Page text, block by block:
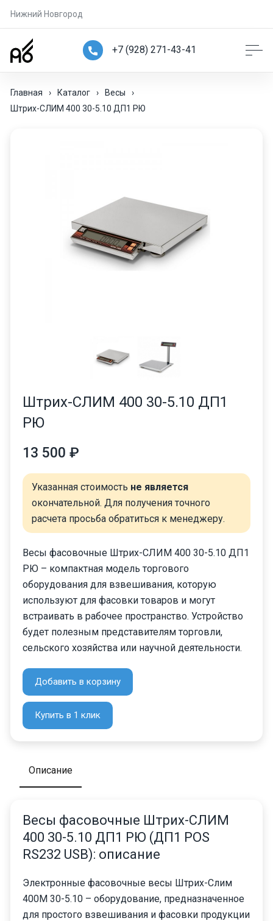
Нижний Новгород
+7 (928) 271-43-41
Главная › Каталог › Весы
›
Штрих-СЛИМ 400 30-5.10 ДП1 РЮ
Штрих-СЛИМ 400 30-5.10 ДП1
РЮ
13 500 ₽
Указанная стоимость не является
окончательной. Для получения точного
расчета просьба обратиться к менеджеру.
Весы фасовочные Штрих-СЛИМ 400 30-5.10 ДП1
РЮ – компактная модель торгового
оборудования для взвешивания, которую
используют для фасовки товаров и могут
встраивать в рабочее пространство. Устройство
будет полезным представителям торговли,
сельского хозяйства или научной деятельности.
Добавить в корзину
Купить в 1 клик
Описание
Весы фасовочные Штрих-СЛИМ
400 30-5.10 ДП1 РЮ (ДП1 POS
RS232 USB): описание
Электронные фасовочные весы Штрих-Слим
400М 30-5.10 – оборудование, предназначенное
для простого взвешивания и фасовки продукции